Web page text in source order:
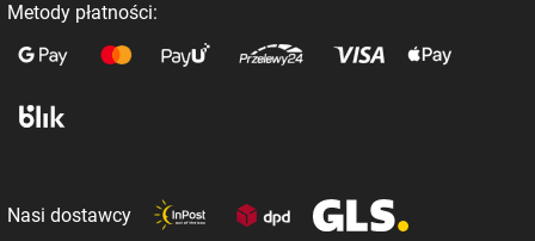
Metody płatności:
Nasi dostawcy